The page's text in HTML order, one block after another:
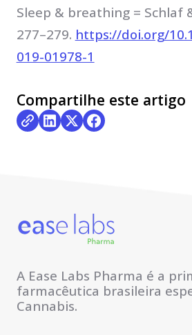
Sleep & breathing = Schlaf
277–279. https://doi.org/
019-01978-1
Compartilhe este artigo
A Ease Labs Pharma é a
farmacêutica brasileira
Cannabis.